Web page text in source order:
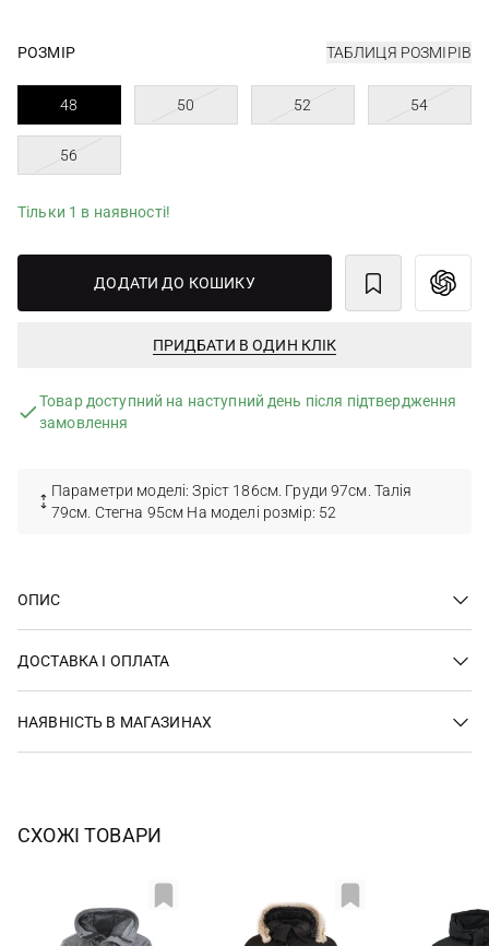
РОЗМІР ТАБЛИЦЯ РОЗМІРІВ
48 50 52 54
56
Тільки 1 в наявності!
ДОДАТИ ДО КОШИКУ
ПРИДБАТИ В ОДИН КЛІК
Товар доступний на наступний день після підтвердження
замовлення
Параметри моделі: Зріст 186см. Груди 97см. Талія
79см. Стегна 95см На моделі розмір: 52
ОПИС
ДОСТАВКА І ОПЛАТА
НАЯВНІСТЬ В МАГАЗИНАХ
СХОЖІ ТОВАРИ